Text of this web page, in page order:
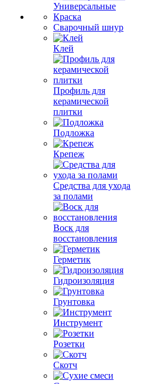
Универсальные
Краска
Сварочный шнур
Клей
Профиль для
керамической
плитки
Подложка
Крепеж
Средства для ухода
за полами
Воск для
восстановления
Герметик
Гидроизоляция
Грунтовка
Инструмент
Розетки
Скотч